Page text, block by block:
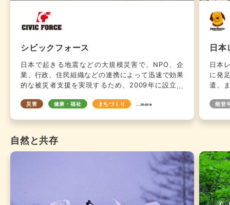
シビックフォース
日本で起きる地震などの大規模災害で、NPO、企
業、行政、住民組織などの連携によって迅速で効果
的な被災者支援を実現するため、2009年に設立さ
ごろから連携を密にし、支援の想定プランを確認し
きます。シビックフォースはそのための調整機関で
あり、東日本大震災や熊本地震、北海道地震、九州
や西日本の豪雨など度重なる災害時に、被災地とあ
らゆる支援とを結ぶプラットフォーム（土台）の役
災害 健康・福祉 まちづくり ...more
日本
日本
に発
遣、
ある
は被
実施
るこ
く殺
能登
自然と共存